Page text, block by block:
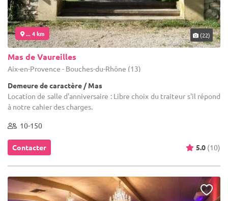
... 4 km (22)
Mas de Vaureilles
Aix-en-Provence - Bouches-du-Rhône (13)
Demeure de caractère / Mas
Location de salle d'anniversaire : Libre choix du traiteur s'il répond
à notre cahier des charges.
10-150
Contacter 5.0 (10)